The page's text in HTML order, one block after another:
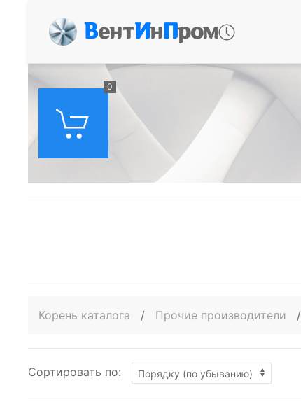
ВентИнПром
0
Корень каталога / Прочие производители /
Сортировать по: